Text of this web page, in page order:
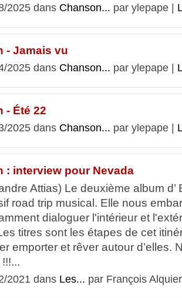
2025 dans Chanson... par ylepape |
- Jamais vu
2025 dans Chanson... par ylepape |
- Été 22
2025 dans Chanson... par ylepape |
: interview pour Nevada
Attias) Le deuxième album
road trip musical. Elle nous
dialoguer l'intérieur et
titres sont les étapes de cet
emporter et rêver autour d’elles.
2021 dans Les... par François